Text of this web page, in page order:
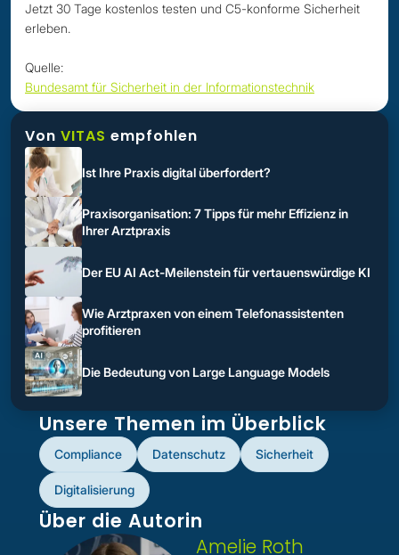
Jetzt 30 Tage kostenlos testen und C5-konforme Sicherheit
erleben.
Quelle:
Bundesamt für Sicherheit in der Informationstechnik
Von VITAS empfohlen
Ist Ihre Praxis digital überfordert?
Praxisorganisation: 7 Tipps für mehr Effizienz in
Ihrer Arztpraxis
Der EU AI Act-Meilenstein für vertauenswürdige KI
Wie Arztpraxen von einem Telefonassistenten
profitieren
Die Bedeutung von Large Language Models
Unsere Themen im Überblick
Compliance Datenschutz Sicherheit
Digitalisierung
Über die Autorin
Amelie Roth